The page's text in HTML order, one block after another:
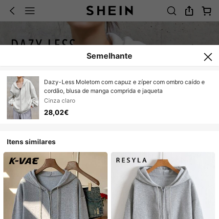
Semelhante
Dazy-Less Moletom com capuz e zíper com ombro caído e
cordão, blusa de manga comprida e jaqueta
Cinza claro
28,02€
Itens similares